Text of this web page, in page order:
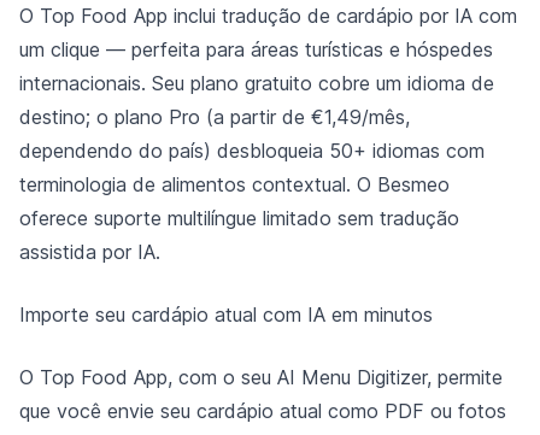
O Top Food App inclui tradução de cardápio por IA com
um clique — perfeita para áreas turísticas e hóspedes
internacionais. Seu plano gratuito cobre um idioma de
destino; o plano Pro (a partir de €1,49/mês,
dependendo do país) desbloqueia 50+ idiomas com
terminologia de alimentos contextual. O Besmeo
oferece suporte multilíngue limitado sem tradução
assistida por IA.
Importe seu cardápio atual com IA em minutos
O Top Food App, com o seu AI Menu Digitizer, permite
que você envie seu cardápio atual como PDF ou fotos